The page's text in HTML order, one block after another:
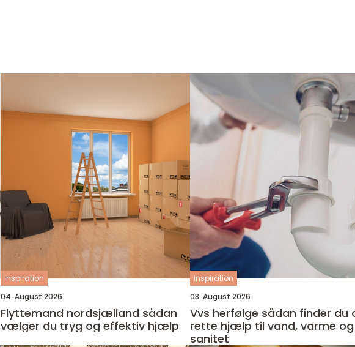
inspiration
04. August 2026
Flyttemand nordsjælland sådan
vælger du tryg og effektiv hjælp
inspiration
03. August 2026
Vvs herfølge sådan finder du den
rette hjælp til vand, varme og
sanitet